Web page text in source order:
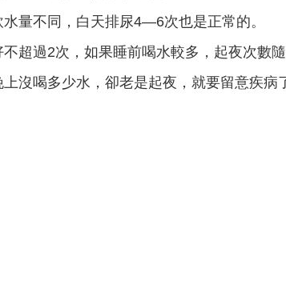
水量不同，白天排尿4—6次也是正常的。
超過2次，如果睡前喝水較多，起夜次數
沒喝多少水，卻老是起夜，就要留意疾病